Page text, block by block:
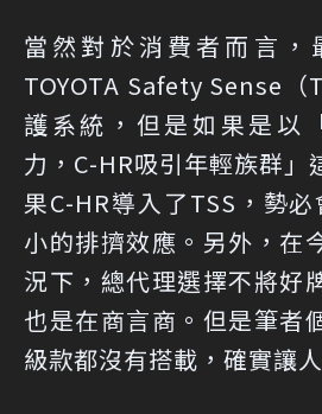
當然對於消費者而言，
TOYOTA Safety Sense（
護系統，但是如果是以
力，C-HR吸引年輕族群」
果C-HR導入了TSS，勢
小的排擠效應。另外，在
況下，總代理選擇不將好
也是在商言商。但是筆者
級款都沒有搭載，確實讓